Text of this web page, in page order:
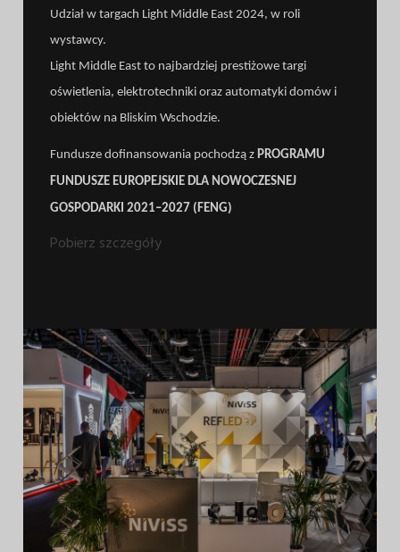
Udział w targach Light Middle East 2024, w roli
wystawcy.
Light Middle East to najbardziej prestiżowe targi
oświetlenia, elektrotechniki oraz automatyki domów i
obiektów na Bliskim Wschodzie.
Fundusze dofinansowania pochodzą z PROGRAMU
FUNDUSZE EUROPEJSKIE DLA NOWOCZESNEJ
GOSPODARKI 2021–2027 (FENG)
Pobierz szczegóły